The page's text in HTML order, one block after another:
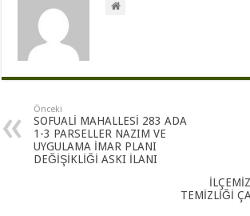
Önceki
SOFUALİ MAHALLESİ 283 ADA
1-3 PARSELLER NAZIM VE
UYGULAMA İMAR PLANI
DEĞİŞİKLİĞİ ASKI İLANI
TEMİZLİĞİ